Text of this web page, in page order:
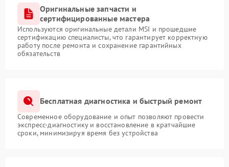
Оригинальные запчасти и
сертифицированные мастера
Используются оригинальные детали MSI и прошедшие
сертификацию специалисты, что гарантирует корректную
работу после ремонта и сохранение гарантийных
обязательств
Бесплатная диагностика и быстрый ремонт
Современное оборудование и опыт позволяют провести
экспресс-диагностику и восстановление в кратчайшие
сроки, минимизируя время без устройства